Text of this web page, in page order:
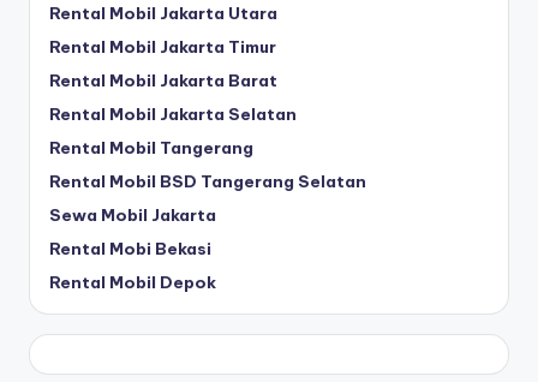
Rental Mobil Jakarta Utara
Rental Mobil Jakarta Timur
Rental Mobil Jakarta Barat
Rental Mobil Jakarta Selatan
Rental Mobil Tangerang
Rental Mobil BSD Tangerang Selatan
Sewa Mobil Jakarta
Rental Mobi Bekasi
Rental Mobil Depok